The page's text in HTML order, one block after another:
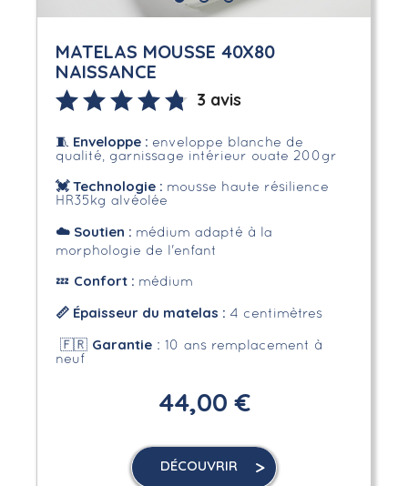
MATELAS MOUSSE 40X80
NAISSANCE
3 avis
🧵 Enveloppe: enveloppe blanche de
qualité, garnissage intérieur ouate 200gr
💓 Technologie : mousse haute résilience
HR35kg alvéolée
☁️Soutien : médium adapté à la
morphologie de l'enfant
💤 Confort : médium
📏 Épaisseur du matelas : 4 centimètres
🇫🇷 Garantie: 10 ans remplacement à
neuf
44,00 €
DÉCOUVRIR